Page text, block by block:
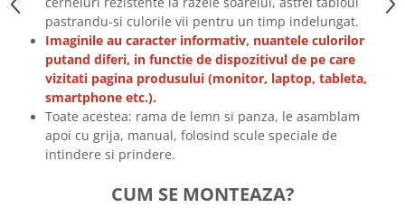
Tricouri yoga
pastrandu-si culorile vii pentru un timp indelungat.
Imaginile au caracter informativ, nuantele culorilor
putand diferi, in functie de dispozitivul de pe care
vizitati pagina produsului (monitor, laptop, tableta,
smartphone etc.).
Toate acestea: rama de lemn si panza, le asamblam
apoi cu grija, manual, folosind scule speciale de
intindere si prindere.
CUM SE MONTEAZA?